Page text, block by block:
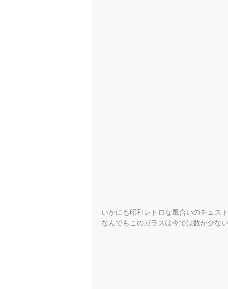
いかにも昭和レトロな風合いのチェス
なんでもこのガラスは今では数が少な